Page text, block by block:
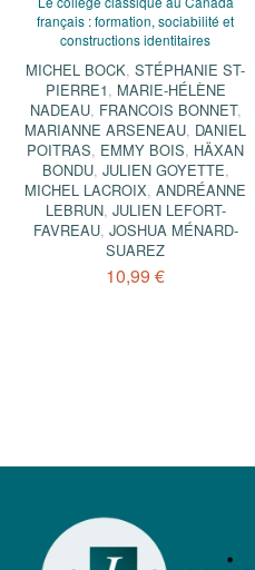
français : formation, sociabilité et
constructions identitaires
MICHEL BOCK,STÉPHANIE ST-
PIERRE1, MARIE-HÉLÈNE
NADEAU, FRANCOIS BONNET,
MARIANNE ARSENEAU, DANIEL
POITRAS, EMMY BOIS, HÄXAN
BONDU, JULIEN GOYETTE,
MICHEL LACROIX,ANDRÉANNE
LEBRUN, JULIEN LEFORT-
FAVREAU, JOSHUA MÉNARD-
SUAREZ
10,99 €